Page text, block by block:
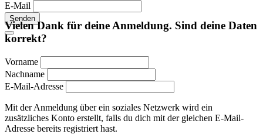
E-Mail
Senden
Vielen Dank für deine Anmeldung. Sind deine Daten
korrekt?
Vorname
Nachname
E-Mail-Adresse
Mit der Anmeldung über ein soziales Netzwerk wird ein
zusätzliches Konto erstellt, falls du dich mit der gleichen E-Mail-
Adresse bereits registriert hast.